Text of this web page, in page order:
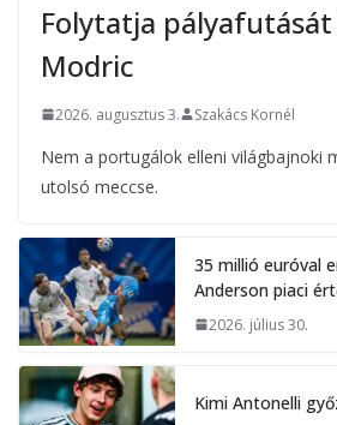
Folytatja
Modric
2026. augusztus 3. Szakács Kornél
Nem a portugálok elleni világbajnoki
utolsó meccse.
35 millió euróval
Anderson piaci
2026. július 30.
Kimi Antonelli